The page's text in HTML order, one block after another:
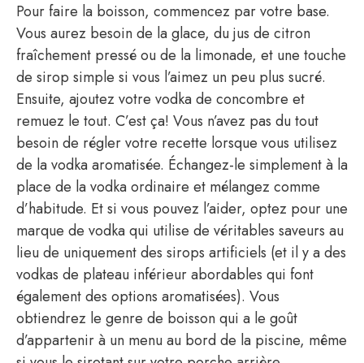
Pour faire la boisson, commencez par votre base.
Vous aurez besoin de la glace, du jus de citron
fraîchement pressé ou de la limonade, et une touche
de sirop simple si vous l’aimez un peu plus sucré.
Ensuite, ajoutez votre vodka de concombre et
remuez le tout. C’est ça! Vous n’avez pas du tout
besoin de régler votre recette lorsque vous utilisez
de la vodka aromatisée. Échangez-le simplement à la
place de la vodka ordinaire et mélangez comme
d’habitude. Et si vous pouvez l’aider, optez pour une
marque de vodka qui utilise de véritables saveurs au
lieu de uniquement des sirops artificiels (et il y a des
vodkas de plateau inférieur abordables qui font
également des options aromatisées). Vous
obtiendrez le genre de boisson qui a le goût
d’appartenir à un menu au bord de la piscine, même